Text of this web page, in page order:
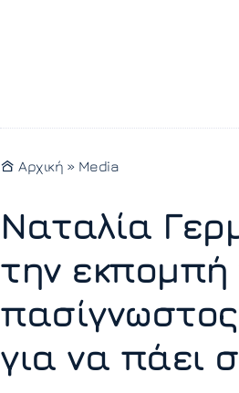
Αρχική » Media
Ναταλία
την εκπομπή
για να πάει